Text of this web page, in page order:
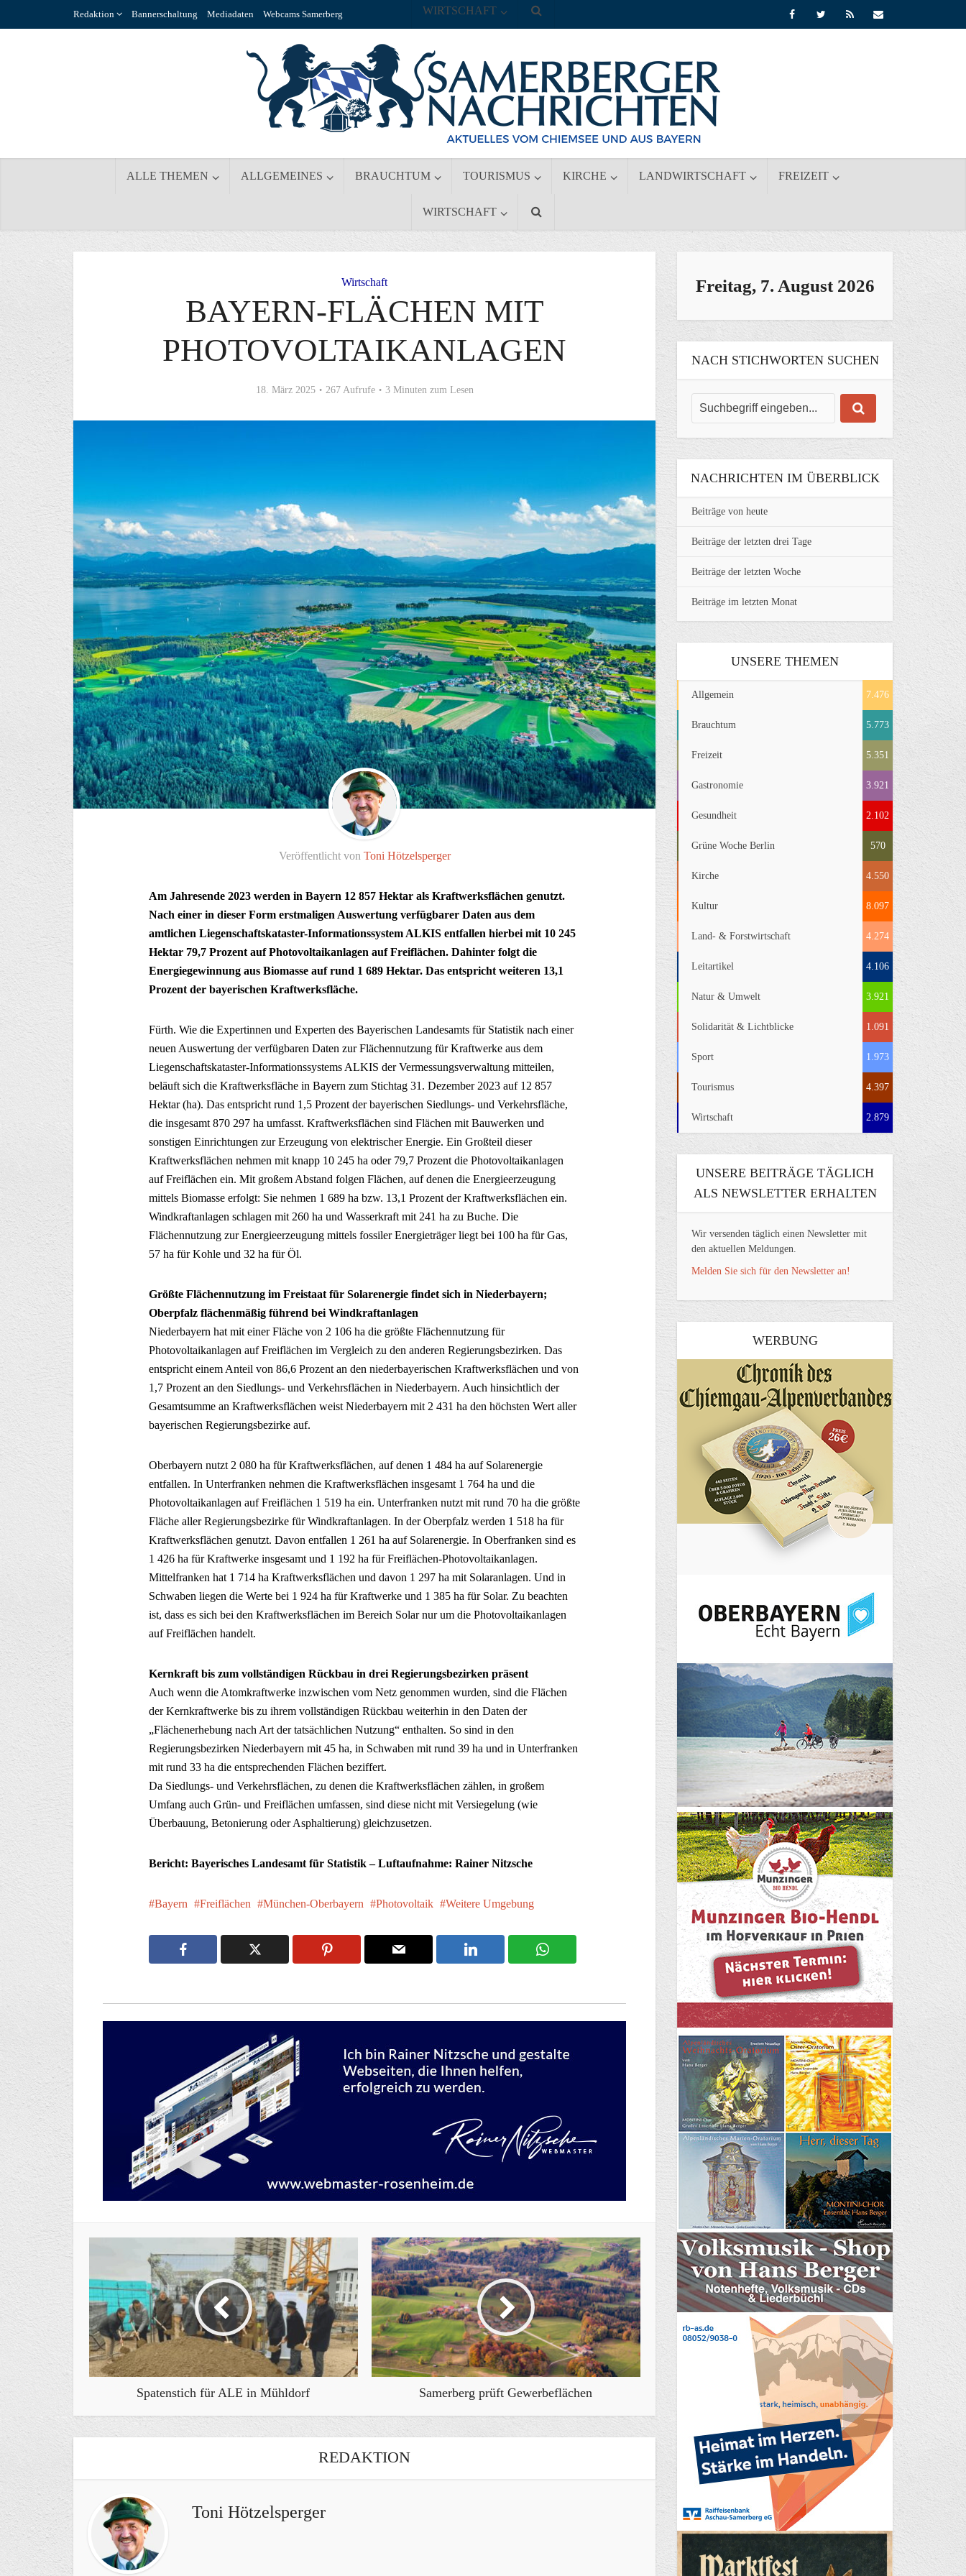
Redaktion Bannerschaltung Mediadaten Webcams Samerberg
ALLE THEMEN ALLGEMEINES BRAUCHTUM TOURISMUS KIRCHE LANDWIRTSCHAFT FREIZEIT
WIRTSCHAFT
WIRTSCHAFT
Wirtschaft
BAYERN-FLÄCHEN MIT
PHOTOVOLTAIKANLAGEN
18. März 2025 267 Aufrufe 3 Minuten zum Lesen
Veröffentlicht von Toni Hötzelsperger
Am Jahresende 2023 werden in Bayern 12 857 Hektar als Kraftwerksflächen genutzt.
Nach einer in dieser Form erstmaligen Auswertung verfügbarer Daten aus dem
amtlichen Liegenschaftskataster-Informationssystem ALKIS entfallen hierbei mit 10 245
Hektar 79,7 Prozent auf Photovoltaikanlagen auf Freiflächen. Dahinter folgt die
Energiegewinnung aus Biomasse auf rund 1 689 Hektar. Das entspricht weiteren 13,1
Prozent der bayerischen Kraftwerksfläche.
Fürth. Wie die Expertinnen und Experten des Bayerischen Landesamts für Statistik nach einer
neuen Auswertung der verfügbaren Daten zur Flächennutzung für Kraftwerke aus dem
Liegenschaftskataster-Informationssystems ALKIS der Vermessungsverwaltung mitteilen,
beläuft sich die Kraftwerksfläche in Bayern zum Stichtag 31. Dezember 2023 auf 12 857
Hektar (ha). Das entspricht rund 1,5 Prozent der bayerischen Siedlungs- und Verkehrsfläche,
die insgesamt 870 297 ha umfasst. Kraftwerksflächen sind Flächen mit Bauwerken und
sonstigen Einrichtungen zur Erzeugung von elektrischer Energie. Ein Großteil dieser
Kraftwerksflächen nehmen mit knapp 10 245 ha oder 79,7 Prozent die Photovoltaikanlagen
auf Freiflächen ein. Mit großem Abstand folgen Flächen, auf denen die Energieerzeugung
mittels Biomasse erfolgt: Sie nehmen 1 689 ha bzw. 13,1 Prozent der Kraftwerksflächen ein.
Windkraftanlagen schlagen mit 260 ha und Wasserkraft mit 241 ha zu Buche. Die
Flächennutzung zur Energieerzeugung mittels fossiler Energieträger liegt bei 100 ha für Gas,
57 ha für Kohle und 32 ha für Öl.
Größte Flächennutzung im Freistaat für Solarenergie findet sich in Niederbayern;
Oberpfalz flächenmäßig führend bei Windkraftanlagen
Niederbayern hat mit einer Fläche von 2 106 ha die größte Flächennutzung für
Photovoltaikanlagen auf Freiflächen im Vergleich zu den anderen Regierungsbezirken. Das
entspricht einem Anteil von 86,6 Prozent an den niederbayerischen Kraftwerksflächen und von
1,7 Prozent an den Siedlungs- und Verkehrsflächen in Niederbayern. Auch hinsichtlich der
Gesamtsumme an Kraftwerksflächen weist Niederbayern mit 2 431 ha den höchsten Wert aller
bayerischen Regierungsbezirke auf.
Oberbayern nutzt 2 080 ha für Kraftwerksflächen, auf denen 1 484 ha auf Solarenergie
entfallen. In Unterfranken nehmen die Kraftwerksflächen insgesamt 1 764 ha und die
Photovoltaikanlagen auf Freiflächen 1 519 ha ein. Unterfranken nutzt mit rund 70 ha die größte
Fläche aller Regierungsbezirke für Windkraftanlagen. In der Oberpfalz werden 1 518 ha für
Kraftwerksflächen genutzt. Davon entfallen 1 261 ha auf Solarenergie. In Oberfranken sind es
1 426 ha für Kraftwerke insgesamt und 1 192 ha für Freiflächen-Photovoltaikanlagen.
Mittelfranken hat 1 714 ha Kraftwerksflächen und davon 1 297 ha mit Solaranlagen. Und in
Schwaben liegen die Werte bei 1 924 ha für Kraftwerke und 1 385 ha für Solar. Zu beachten
ist, dass es sich bei den Kraftwerksflächen im Bereich Solar nur um die Photovoltaikanlagen
auf Freiflächen handelt.
Kernkraft bis zum vollständigen Rückbau in drei Regierungsbezirken präsent
Auch wenn die Atomkraftwerke inzwischen vom Netz genommen wurden, sind die Flächen
der Kernkraftwerke bis zu ihrem vollständigen Rückbau weiterhin in den Daten der
„Flächenerhebung nach Art der tatsächlichen Nutzung“ enthalten. So sind in den
Regierungsbezirken Niederbayern mit 45 ha, in Schwaben mit rund 39 ha und in Unterfranken
mit rund 33 ha die entsprechenden Flächen beziffert.
Da Siedlungs- und Verkehrsflächen, zu denen die Kraftwerksflächen zählen, in großem
Umfang auch Grün- und Freiflächen umfassen, sind diese nicht mit Versiegelung (wie
Überbauung, Betonierung oder Asphaltierung) gleichzusetzen.
Bericht: Bayerisches Landesamt für Statistik – Luftaufnahme: Rainer Nitzsche
Bayern Freiflächen München-Oberbayern Photovoltaik Weitere Umgebung
Spatenstich für ALE in Mühldorf Samerberg prüft Gewerbeflächen
REDAKTION
Toni Hötzelsperger
Freitag, 7. August 2026
NACH STICHWORTEN SUCHEN
NACHRICHTEN IM ÜBERBLICK
Beiträge von heute
Beiträge der letzten drei Tage
Beiträge der letzten Woche
Beiträge im letzten Monat
UNSERE THEMEN
Allgemein 7.476
Brauchtum 5.773
Freizeit 5.351
Gastronomie 3.921
Gesundheit 2.102
Grüne Woche Berlin 570
Kirche 4.550
Kultur 8.097
Land- & Forstwirtschaft 4.274
Leitartikel 4.106
Natur & Umwelt 3.921
Solidarität & Lichtblicke 1.091
Sport 1.973
Tourismus 4.397
Wirtschaft 2.879
UNSERE BEITRÄGE TÄGLICH
ALS NEWSLETTER ERHALTEN
Wir versenden täglich einen Newsletter mit
den aktuellen Meldungen.
Melden Sie sich für den Newsletter an!
WERBUNG